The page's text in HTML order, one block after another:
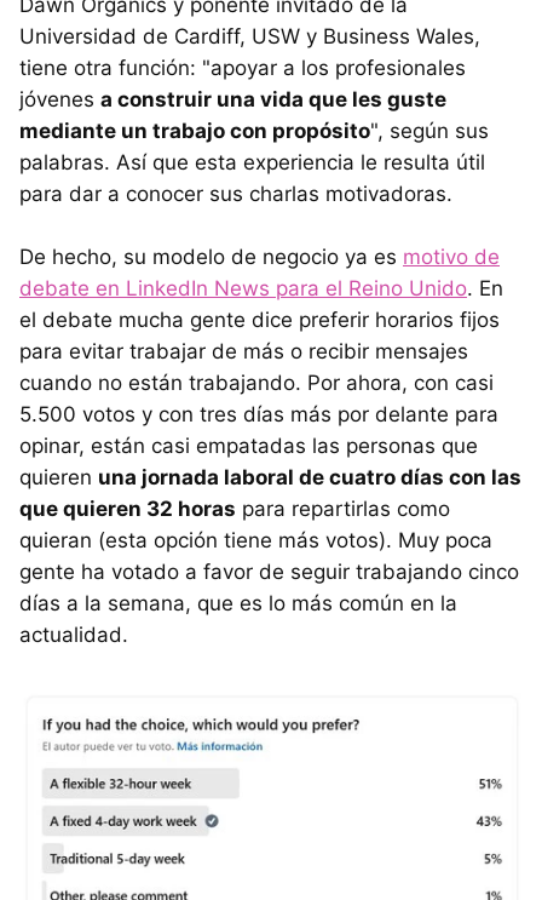
Dawn Organics y ponente invitado de la
Universidad de Cardiff, USW y Business Wales,
tiene otra función: "apoyar a los profesionales
jóvenes a construir una vida que les guste
mediante un trabajo con propósito", según sus
palabras. Así que esta experiencia le resulta útil
para dar a conocer sus charlas motivadoras.
De hecho, su modelo de negocio ya es motivo de
debate en LinkedIn News para el Reino Unido. En
el debate mucha gente dice preferir horarios fijos
para evitar trabajar de más o recibir mensajes
cuando no están trabajando. Por ahora, con casi
5.500 votos y con tres días más por delante para
opinar, están casi empatadas las personas que
quieren una jornada laboral de cuatro días con las
que quieren 32 horas para repartirlas como
quieran (esta opción tiene más votos). Muy poca
gente ha votado a favor de seguir trabajando cinco
días a la semana, que es lo más común en la
actualidad.